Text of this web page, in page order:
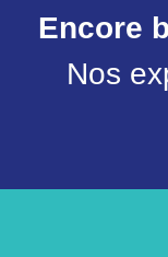
Encore
Nos